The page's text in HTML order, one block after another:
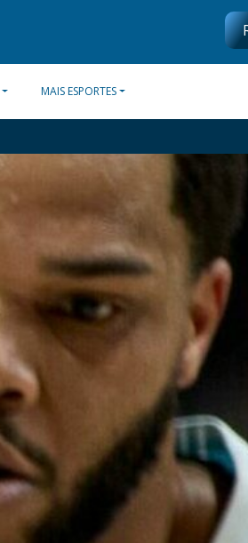
MAIS ESPORTES